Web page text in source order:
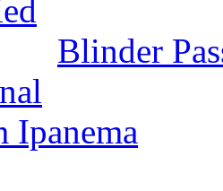
Blinder
Ipanema